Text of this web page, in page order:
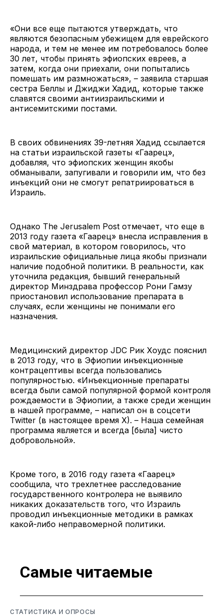
«Они все еще пытаются утверждать, что
являются безопасным убежищем для еврейского
народа, и тем не менее им потребовалось более
30 лет, чтобы принять эфиопских евреев, а
затем, когда они приехали, они попытались
помешать им размножаться», – заявила старшая
сестра Беллы и Джиджи Хадид, которые также
славятся своими антиизраильскими и
антисемитскими постами.
В своих обвинениях 39-летняя Хадид ссылается
на статьи израильской газеты «Гаарец»,
добавляя, что эфиопских женщин якобы
обманывали, запугивали и говорили им, что без
инъекций они не смогут репатриироваться в
Израиль.
Однако The Jerusalem Post отмечает, что еще в
2013 году газета «Гаарец» внесла исправления в
свой материал, в котором говорилось, что
израильские официальные лица якобы признали
наличие подобной политики. В реальности, как
уточнила редакция, бывший генеральный
директор Минздрава профессор Рони Гамзу
приостановил использование препарата в
случаях, если женщины не понимали его
назначения.
Медицинский директор JDC Рик Хоудс пояснил
в 2013 году, что в Эфиопии инъекционные
контрацептивы всегда пользовались
популярностью. «Инъекционные препараты
всегда были самой популярной формой контроля
рождаемости в Эфиопии, а также среди женщин
в нашей программе, – написал он в соцсети
Twitter (в настоящее время X). – Наша семейная
программа является и всегда [была] чисто
добровольной».
Кроме того, в 2016 году газета «Гаарец»
сообщила, что трехлетнее расследование
государственного контролера не выявило
никаких доказательств того, что Израиль
проводил инъекционные методики в рамках
какой-либо неправомерной политики.
Самые читаемые
СТАТИСТИКА И ОПРОСЫ